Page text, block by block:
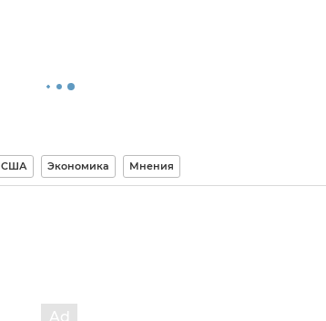
США Экономика Мнения